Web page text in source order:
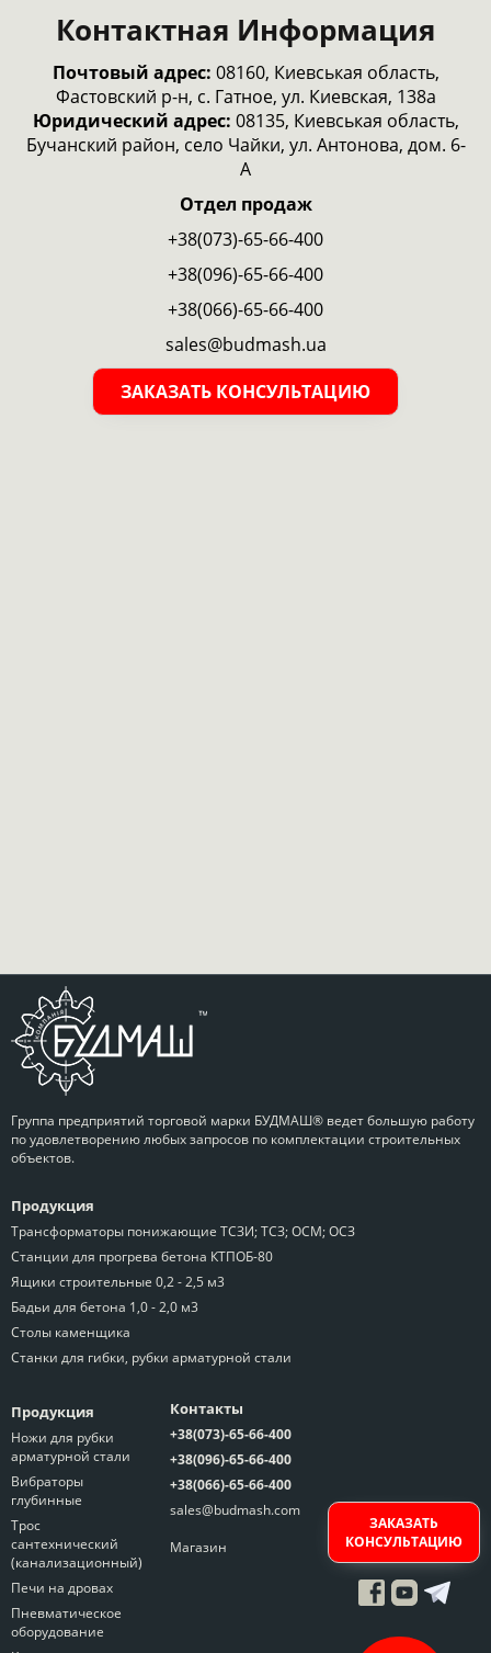
Контактная Информация
Почтовый адрес: 08160, Киевськая область,
Фастовский р-н, с. Гатное, ул. Киевская, 138а
Юридический адрес: 08135, Киевськая область,
Бучанский район, село Чайки, ул. Антонова, дом. 6-
А
Отдел продаж
+38(073)-65-66-400
+38(096)-65-66-400
+38(066)-65-66-400
sales@budmash.ua
ЗАКАЗАТЬ КОНСУЛЬТАЦИЮ
Группа предприятий торговой марки БУДМАШ® ведет большую работу
по удовлетворению любых запросов по комплектации строительных
объектов.
Продукция
Трансформаторы понижающие ТСЗИ; ТСЗ; ОСМ; ОСЗ
Станции для прогрева бетона КТПОБ-80
Ящики строительные 0,2 - 2,5 м3
Бадьи для бетона 1,0 - 2,0 м3
Столы каменщика
Станки для гибки, рубки арматурной стали
Продукция
Ножи для рубки
арматурной стали
Вибраторы
глубинные
Трос
сантехнический
(канализационный)
Печи на дровах
Пневматическое
оборудование
Контакты
+38(073)-65-66-400
+38(096)-65-66-400
+38(066)-65-66-400
sales@budmash.com
Магазин
ЗАКАЗАТЬ
КОНСУЛЬТАЦИЮ